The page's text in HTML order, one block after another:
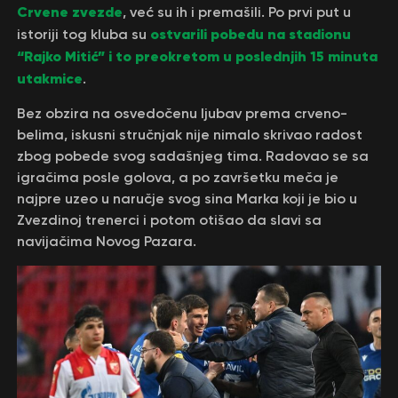
Crvene zvezde, već su ih i premašili. Po prvi put u
istoriji tog kluba su ostvarili pobedu na stadionu
“Rajko Mitić” i to preokretom u poslednjih 15 minuta
utakmice.
Bez obzira na osvedočenu ljubav prema crveno-
belima, iskusni stručnjak nije nimalo skrivao radost
zbog pobede svog sadašnjeg tima. Radovao se sa
igračima posle golova, a po završetku meča je
najpre uzeo u naručje svog sina Marka koji je bio u
Zvezdinoj trenerci i potom otišao da slavi sa
navijačima Novog Pazara.